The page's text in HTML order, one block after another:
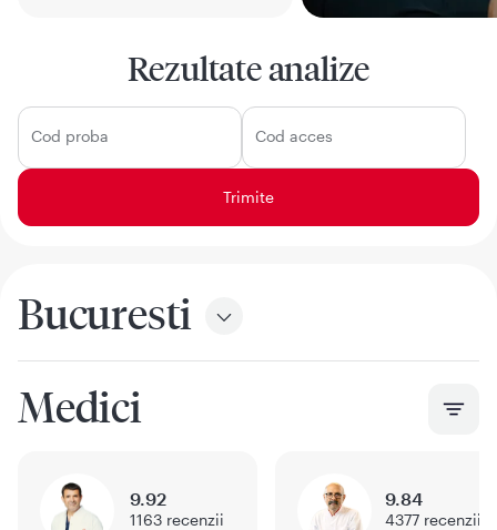
Rezultate analize
Cod proba Cod acces
Bucuresti
Medici
9.92
1163 recenzii
9.84
4377 recenzii